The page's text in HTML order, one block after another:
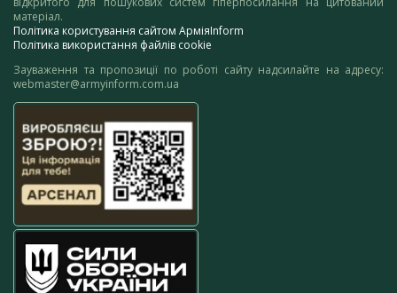
матеріал.
Політика користування сайтом АрміяInform
Політика використання файлів cookie
Зауваження та пропозиції по роботі сайту надсилайте на адресу:
webmaster@armyinform.com.ua